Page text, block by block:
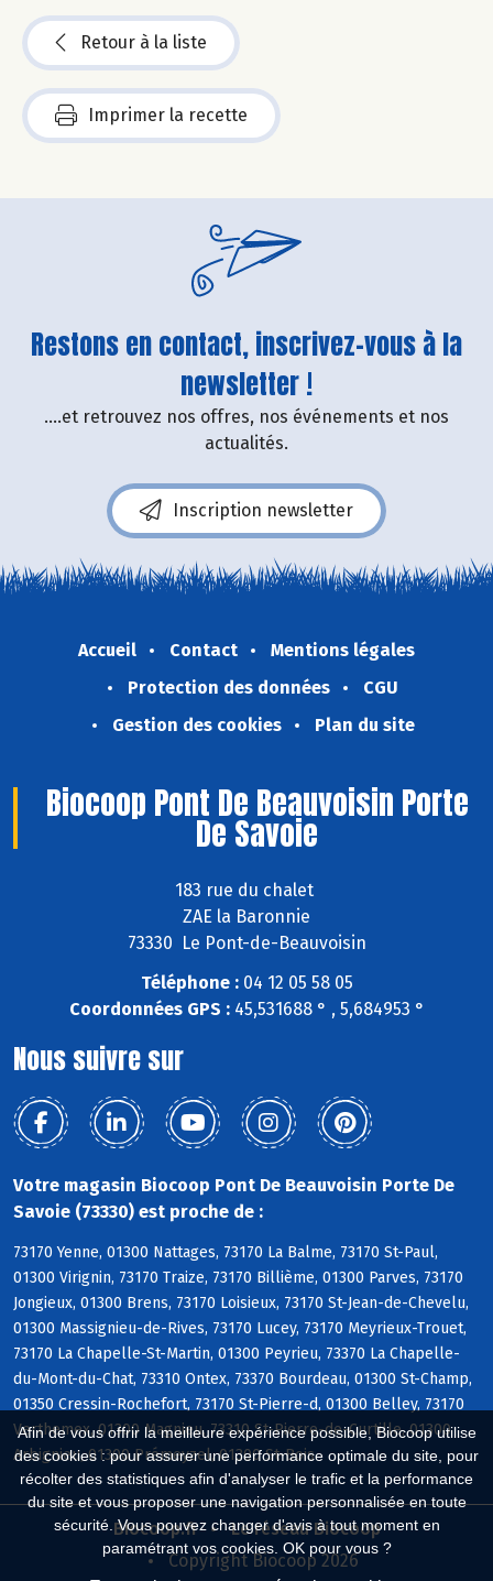
Afin de vous offrir la meilleure expérience possible, Biocoop utilise
des cookies : pour assurer une performance optimale du site, pour
récolter des statistiques afin d'analyser le trafic et la performance
du site et vous proposer une navigation personnalisée en toute
sécurité. Vous pouvez changer d'avis à tout moment en
paramétrant vos cookies. OK pour vous ?
Retour à la liste
Imprimer la recette
Restons en contact, inscrivez-vous à la
newsletter !
....et retrouvez nos offres, nos événements et nos
actualités.
Inscription newsletter
Accueil Contact
Mentions légales
Protection des données
CGU
Gestion des cookies
Plan du site
Biocoop Pont De Beauvoisin Porte
De Savoie
183 rue du chalet
ZAE la Baronnie
73330 Le Pont-de-Beauvoisin
Téléphone :04 12 05 58 05
Coordonnées GPS :45,531688 ° , 5,684953 °
Nous suivre sur
Votre magasin Biocoop Pont De Beauvoisin Porte De
Savoie (73330) est proche de :
73170 Yenne, 01300 Nattages, 73170 La Balme, 73170 St-Paul,
01300 Virignin, 73170 Traize, 73170 Billième, 01300 Parves, 73170
Jongieux, 01300 Brens, 73170 Loisieux, 73170 St-Jean-de-Chevelu,
01300 Massignieu-de-Rives, 73170 Lucey, 73170 Meyrieux-Trouet,
73170 La Chapelle-St-Martin, 01300 Peyrieu, 73370 La Chapelle-
du-Mont-du-Chat, 73310 Ontex, 73370 Bourdeau, 01300 St-Champ,
01350 Cressin-Rochefort, 73170 St-Pierre-d, 01300 Belley, 73170
Verthemex, 01300 Magnieu, 73310 St-Pierre-de-Curtille, 01300
Arbignieu, 01300 Prémeyzel, 01300 St-Bois
Biocoop.fr
Le réseau Biocoop
Copyright Biocoop 2026